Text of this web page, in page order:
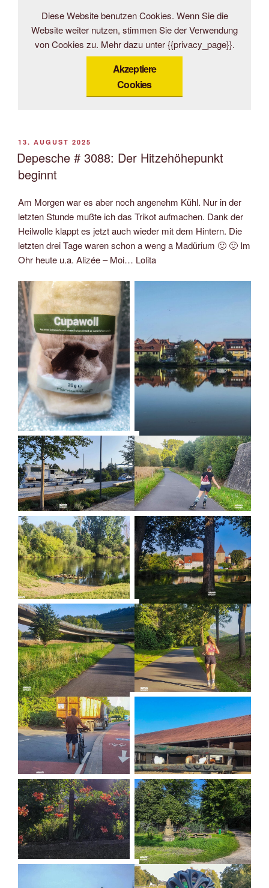
Diese Website benutzen Cookies. Wenn Sie die
Website weiter nutzen, stimmen Sie der Verwendung
von Cookies zu. Mehr dazu unter {{privacy_page}}.
Akzeptiere
Cookies
VERÖFFENTLICHT
AM
13. AUGUST 2025
Depesche # 3088: Der Hitzehöhepunkt
beginnt
Am Morgen war es aber noch angenehm Kühl. Nur in der
letzten Stunde mußte ich das Trikot aufmachen. Dank der
Heilwolle klappt es jetzt auch wieder mit dem Hintern. Die
letzten drei Tage waren schon a weng a Madürium 🙂 🙂 Im
Ohr heute u.a. Alizée – Moi… Lolita